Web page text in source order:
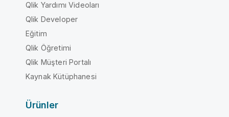
Qlik Yardımı Videoları
Qlik Developer
Eğitim
Qlik Öğretimi
Qlik Müşteri Portalı
Kaynak Kütüphanesi
Ürünler